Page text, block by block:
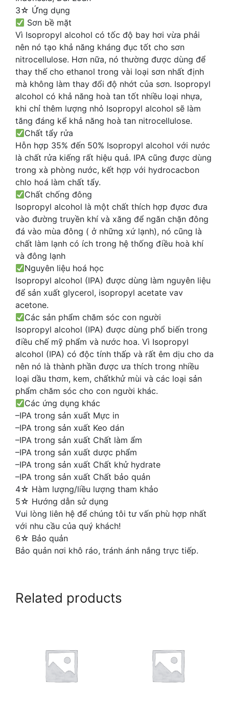
3☆ Ứng dụng
Sơn bề mặt
Vì Isopropyl alcohol có tốc độ bay hơi vừa phải
nên nó tạo khả năng kháng đục tốt cho sơn
nitrocellulose. Hơn nữa, nó thường được dùng để
thay thế cho ethanol trong vài loại sơn nhất định
mà không làm thay đổi độ nhớt của sơn. Isopropyl
alcohol có khả năng hoà tan tốt nhiều loại nhựa,
khi chỉ thêm lượng nhỏ Isopropyl alcohol sẽ làm
tăng đáng kể khả năng hoà tan nitrocellulose.
Chất tẩy rửa
Hỗn hợp 35% đến 50% Isopropyl alcohol với nước
là chất rửa kiếng rất hiệu quả. IPA cũng được dùng
trong xà phòng nước, kết hợp với hydrocacbon
chlo hoá làm chất tẩy.
Chất chống đông
Isopropyl alcohol là một chất thích hợp đựơc đưa
vào đường truyền khí và xăng để ngăn chặn đông
đá vào mùa đông ( ở những xứ lạnh), nó cũng là
chất làm lạnh có ích trong hệ thống điều hoà khí
và đông lạnh
Nguyên liệu hoá học
Isopropyl alcohol (IPA) được dùng làm nguyên liệu
để sản xuất glycerol, isopropyl acetate vav
acetone.
Các sản phẩm chăm sóc con người
Isopropyl alcohol (IPA) được dùng phổ biến trong
điều chế mỹ phẩm và nước hoa. Vì Isopropyl
alcohol (IPA) có độc tính thấp và rất êm dịu cho da
nên nó là thành phần được ưa thích trong nhiều
loại dầu thơm, kem, chấtkhử mùi và các loại sản
phẩm chăm sóc cho con người khác.
Các ứng dụng khác
–IPA trong sản xuất Mực in
–IPA trong sản xuất Keo dán
–IPA trong sản xuất Chất làm ẩm
–IPA trong sản xuất dược phẩm
–IPA trong sản xuất Chất khử hydrate
–IPA trong sản xuất Chất bảo quản
4☆ Hàm lượng/liều lượng tham khảo
5☆ Hướng dẫn sử dụng
Vui lòng liên hệ để chúng tôi tư vấn phù hợp nhất
với nhu cầu của quý khách!
6☆ Bảo quản
Bảo quản nơi khô ráo, tránh ánh nắng trực tiếp.
Related products